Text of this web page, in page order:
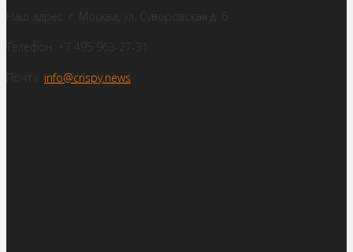
Наш адрес: г. Москва, ул. Суворовская д. 6
Телефон: +7 495 963-27-31
Почта: info@crispy.news